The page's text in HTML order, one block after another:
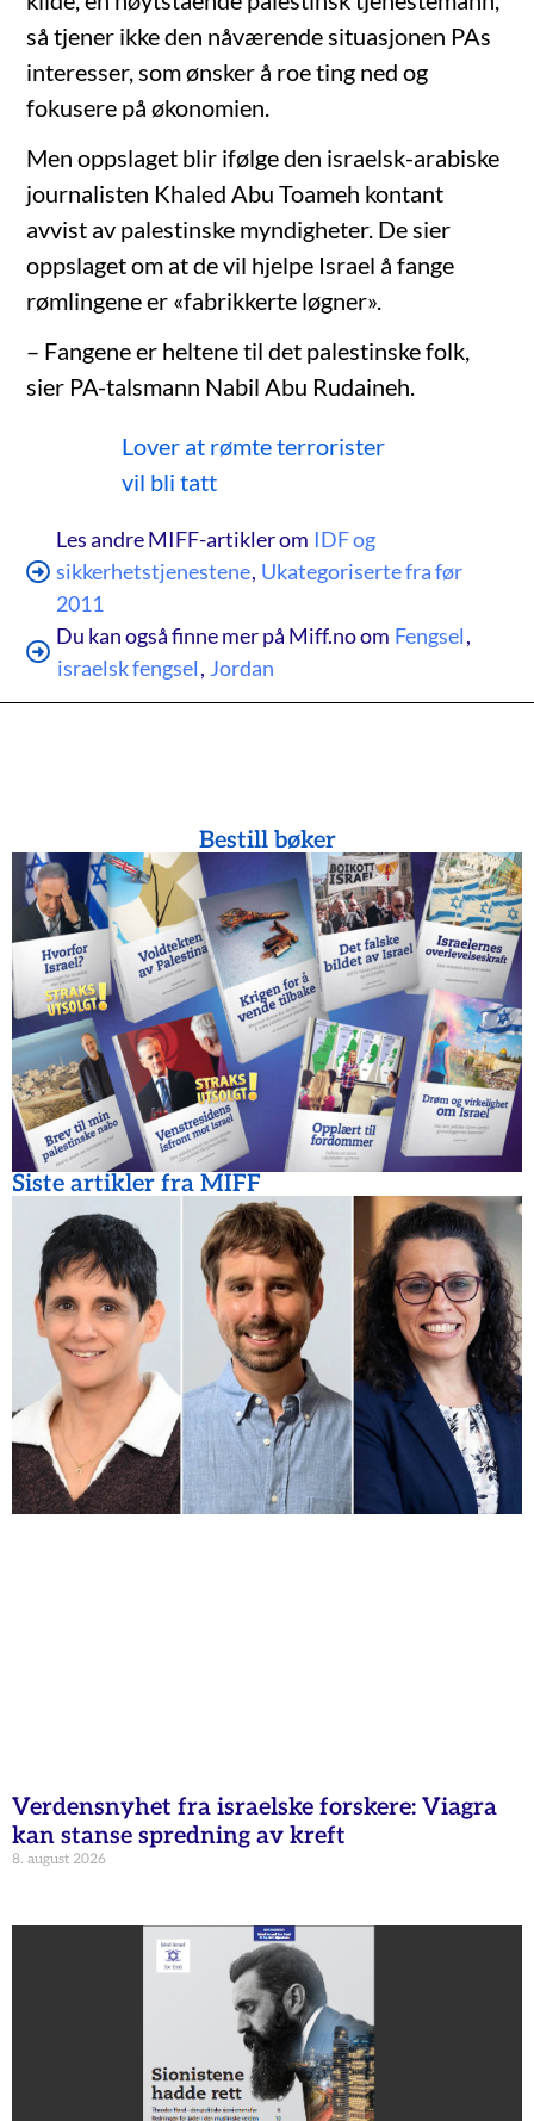
så tjener ikke den nåværende situasjonen PAs
interesser, som ønsker å roe ting ned og
fokusere på økonomien.
Men oppslaget blir ifølge den israelsk-arabiske
journalisten Khaled Abu Toameh kontant
avvist av palestinske myndigheter. De sier
oppslaget om at de vil hjelpe Israel å fange
rømlingene er «fabrikkerte løgner».
– Fangene er heltene til det palestinske folk,
sier PA-talsmann Nabil Abu Rudaineh.
Lover at rømte terrorister
vil bli tatt
Les andre MIFF-artikler om IDF og
sikkerhetstjenestene, Ukategoriserte fra før
2011
Du kan også finne mer på Miff.no om Fengsel,
israelsk fengsel, Jordan
Bestill bøker
Siste artikler fra MIFF
Verdensnyhet fra israelske forskere: Viagra
kan stanse spredning av kreft
8. august 2026